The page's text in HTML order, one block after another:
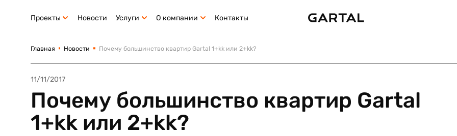
Проекты Новости Услуги О компании Контакты
Главная Новости Почему большинство квартир Gartal 1+kk или 2+kk?
11/11/2017
Почему большинство квартир Gartal
1+kk или 2+kk?